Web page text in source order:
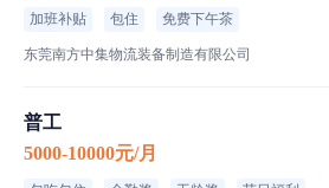
加班补贴 包住 免费下午茶
东莞南方中集物流装备制造有限公司
普工
5000-10000元/月